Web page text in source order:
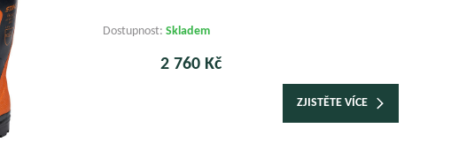
Dostupnost: Skladem
2 760 Kč
ZJISTĚTE VÍCE